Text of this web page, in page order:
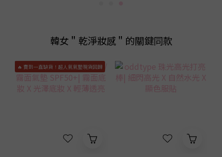
韓女＂乾淨妝感＂的關鍵同款
🔥 賣到一直缺貨！超人氣氣墊現貨回歸